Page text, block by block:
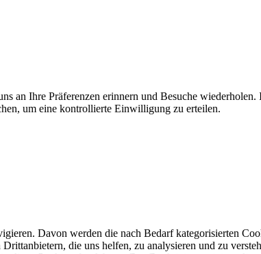
an Ihre Präferenzen erinnern und Besuche
um eine kontrollierte Einwilligung zu erteilen.
Davon werden die nach Bedarf kategorisierten
die uns helfen, zu analysieren und zu